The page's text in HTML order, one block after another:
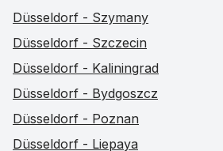
Düsseldorf - Szymany
Düsseldorf - Szczecin
Düsseldorf - Kaliningrad
Düsseldorf - Bydgoszcz
Düsseldorf - Poznan
Düsseldorf - Liepaya